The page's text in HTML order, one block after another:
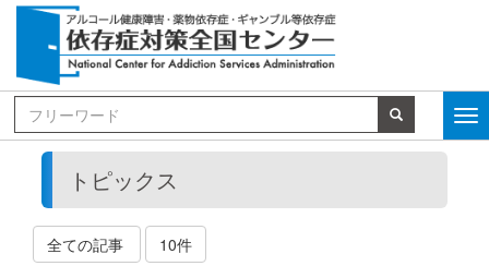
トピックス
全ての記事 10件